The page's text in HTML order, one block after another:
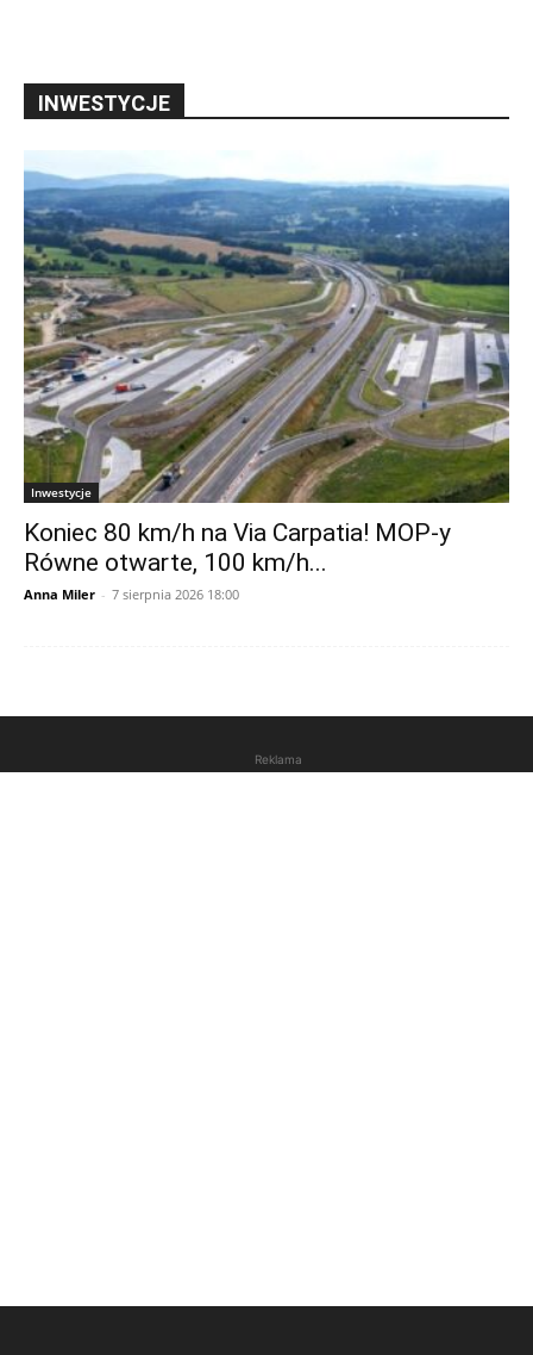
INWESTYCJE
Inwestycje
Koniec 80 km/h na Via Carpatia! MOP-y
Równe otwarte, 100 km/h...
Anna Miler - 7 sierpnia 2026 18:00
Reklama